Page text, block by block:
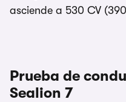
asciende a 530 CV
Prueba de
Sealion 7